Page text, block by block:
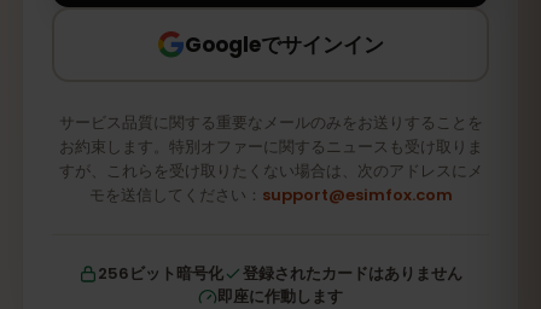
Googleでサインイン
サービス品質に関する重要なメールのみをお送りすることを
お約束します。特別オファーに関するニュースも受け取りま
すが、これらを受け取りたくない場合は、次のアドレスにメ
モを送信してください： support@esimfox.com
256ビット暗号化
登録されたカードはありません
即座に作動します